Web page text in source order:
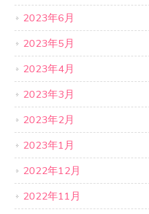
2023年6月
2023年5月
2023年4月
2023年3月
2023年2月
2023年1月
2022年12月
2022年11月